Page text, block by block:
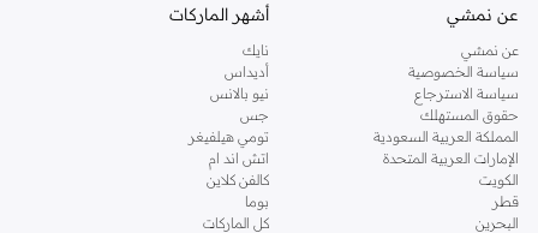
كنت تقومين بتجديد خزانة ملابسك الملائمة للعمل، البحث عن فستان مثالي للحفلات او
اليه.
تسوقي دوروثي بيركنز اون لاين مسقط
تسوقي دوروثي بيركنز اون لاين من نمشي واستمتعي باكثر من الف ستايل من مجموعة
دوروثي بيركنز الشهيرة. تصفحي المجموعة كاملة في متجر دوروثي بيركنز اون لاين او
استخدمي القائمة لتحديد تجربة تسوق دوروثي بيركنز اون لاين. خدمة التوصيل السريعة
والدعم الاستثنائي يضمن لك تجربة تسوق ممتعة دائما مع نمشي.
عن نمشي
عن نمشي
سياسة الخصوصية
سياسة الاسترجاع
حقوق المستهلك
المملكة العربية السعودية
الإمارات العربية المتحدة
الكويت
قطر
البحرين
أشهر الماركات
نايك
أديداس
نيو بالانس
جس
تومي هيلفيغر
اتش اند ام
كالفن كلاين
بوما
كل الماركات